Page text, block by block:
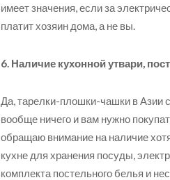
имеет значения, если за
платит хозяин дома, а не вы.
6. Наличие кухонной утвари,
Да, тарелки-плошки-чашки в Азии
вообще ничего и вам нужно
обращаю внимание на наличие
кухне для хранения посуды,
комплекта постельного белья и